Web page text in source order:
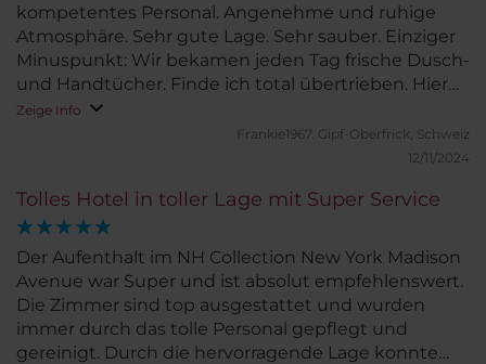
kompetentes Personal. Angenehme und ruhige
Atmosphäre. Sehr gute Lage. Sehr sauber. Einziger
Minuspunkt: Wir bekamen jeden Tag frische Dusch-
und Handtücher. Finde ich total übertrieben. Hier
fehlt der Unweltgedanke. Ist aber gerade der
Zeige Info
Frankie1967. Gipf-Oberfrick, Schweiz
12/11/2024
Tolles Hotel in toller Lage mit Super Service
Der Aufenthalt im NH Collection New York Madison
Avenue war Super und ist absolut empfehlenswert.
Die Zimmer sind top ausgestattet und wurden
immer durch das tolle Personal gepflegt und
gereinigt. Durch die hervorragende Lage konnte